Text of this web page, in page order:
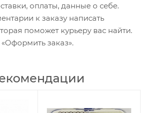
оплаты, данные о себе.
к заказу написать
поможет курьеру вас найти.
заказ».